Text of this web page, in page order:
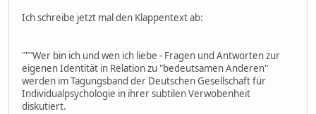
Ich schreibe jetzt mal den Klappentext ab:
"""Wer bin ich und wen ich liebe - Fragen und Antworten zur
eigenen Identität in Relation zu "bedeutsamen Anderen"
werden im Tagungsband der Deutschen Gesellschaft für
Individualpsychologie in ihrer subtilen Verwobenheit
diskutiert.